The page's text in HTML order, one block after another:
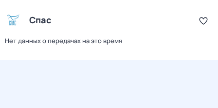
Спас
Нет данных о передачах на это время